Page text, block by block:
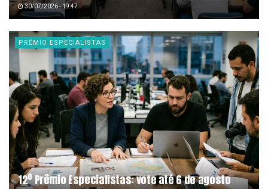
30/07/2026 - 19:47
PRÊMIO ESPECIALISTAS
12º Prêmio Especialistas: vote até 6 de agosto